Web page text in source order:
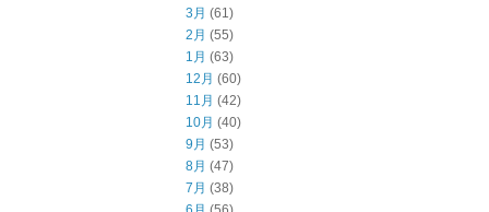
3月 (61)
2月 (55)
1月 (63)
12月 (60)
11月 (42)
10月 (40)
9月 (53)
8月 (47)
7月 (38)